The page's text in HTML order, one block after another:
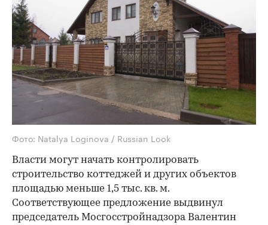
Фото: Natalya Loginova / Russian Look
Власти могут начать контролировать
строительство коттеджей и других объектов
площадью меньше 1,5 тыс. кв. м.
Соответствующее предложение выдвинул
председатель Мосгосстройнадзора Валентин